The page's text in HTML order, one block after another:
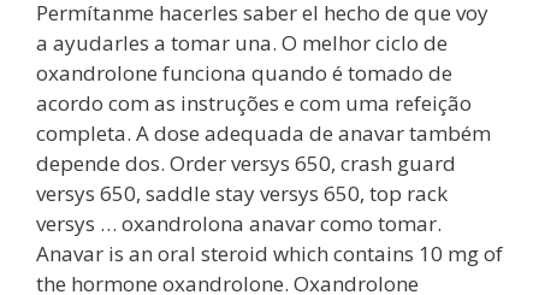
Permítanme hacerles saber el hecho de que voy
a ayudarles a tomar una. O melhor ciclo de
oxandrolone funciona quando é tomado de
acordo com as instruções e com uma refeição
completa. A dose adequada de anavar também
depende dos. Order versys 650, crash guard
versys 650, saddle stay versys 650, top rack
versys … oxandrolona anavar como tomar.
Anavar is an oral steroid which contains 10 mg of
the hormone oxandrolone. Oxandrolone